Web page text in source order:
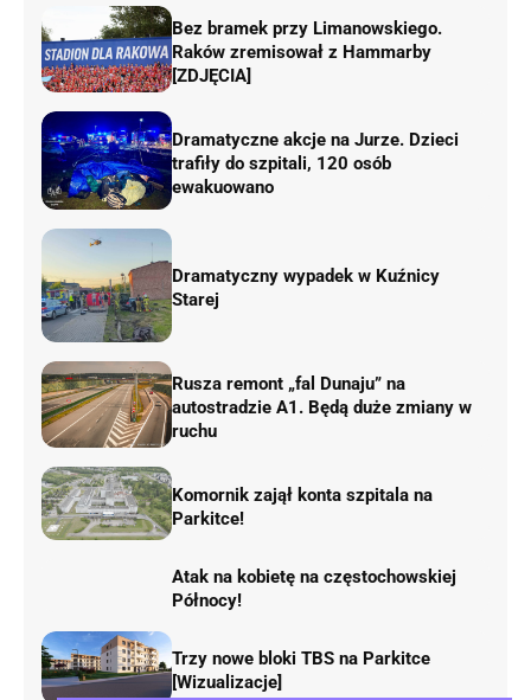
Bez bramek przy Limanowskiego.
Raków zremisował z Hammarby
[ZDJĘCIA]
Dramatyczne akcje na Jurze. Dzieci
trafiły do szpitali, 120 osób
ewakuowano
Dramatyczny wypadek w Kuźnicy
Starej
Rusza remont „fal Dunaju” na
autostradzie A1. Będą duże zmiany w
ruchu
Komornik zajął konta szpitala na
Parkitce!
Atak na kobietę na częstochowskiej
Północy!
Trzy nowe bloki TBS na Parkitce
[Wizualizacje]